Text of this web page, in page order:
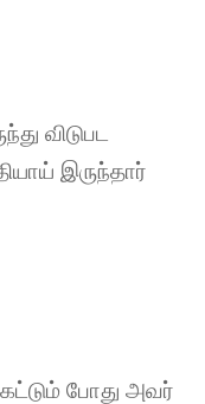
விடுபட
இருந்தார்
போது அவர்